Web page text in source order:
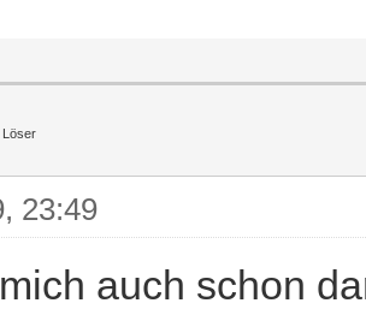
Löser
23:49
auch schon